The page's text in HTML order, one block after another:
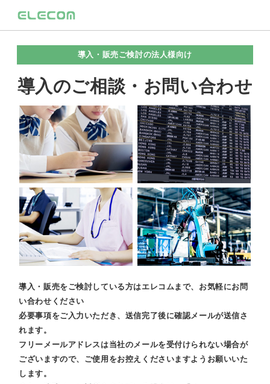
導入・販売ご検討の法人様向け
導入のご相談・お問い合わせ
導入・販売をご検討している方はエレコムまで、お気軽にお問
い合わせください
必要事項をご入力いただき、送信完了後に確認メールが送信さ
れます。
フリーメールアドレスは当社のメールを受付けられない場合が
ございますので、ご使用をお控えくださいますようお願いいた
します。